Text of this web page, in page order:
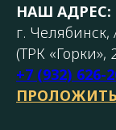
НАШ АДРЕС:
г.
(ТРК «Горки»,
+7 (932) 626-